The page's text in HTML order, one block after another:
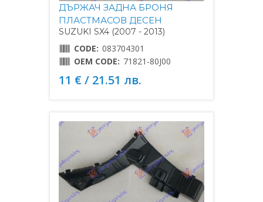
ДЪРЖАЧ ЗАДНА БРОНЯ
ПЛАСТМАСОВ ДЕСЕН
SUZUKI SX4 (2007 - 2013)
CODE: 083704301
OEM CODE: 71821-80J00
11 € / 21.51 лв.